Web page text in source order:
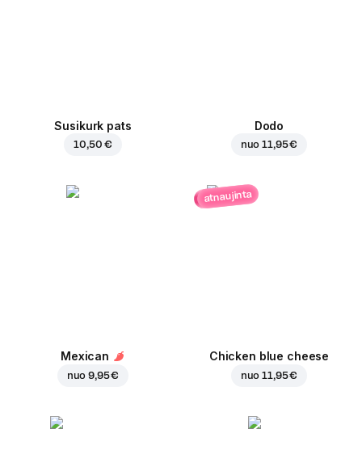
Susikurk pats
10,50 €
Dodo
nuo11,95 €
Mexican
nuo9,95 €
atnaujinta
Chicken blue cheese
nuo11,95 €